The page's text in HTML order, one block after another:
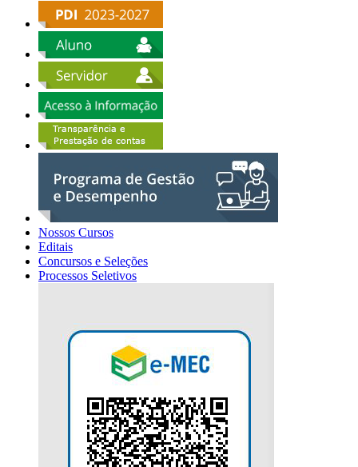
Nossos Cursos
Editais
Concursos e Seleções
Processos Seletivos